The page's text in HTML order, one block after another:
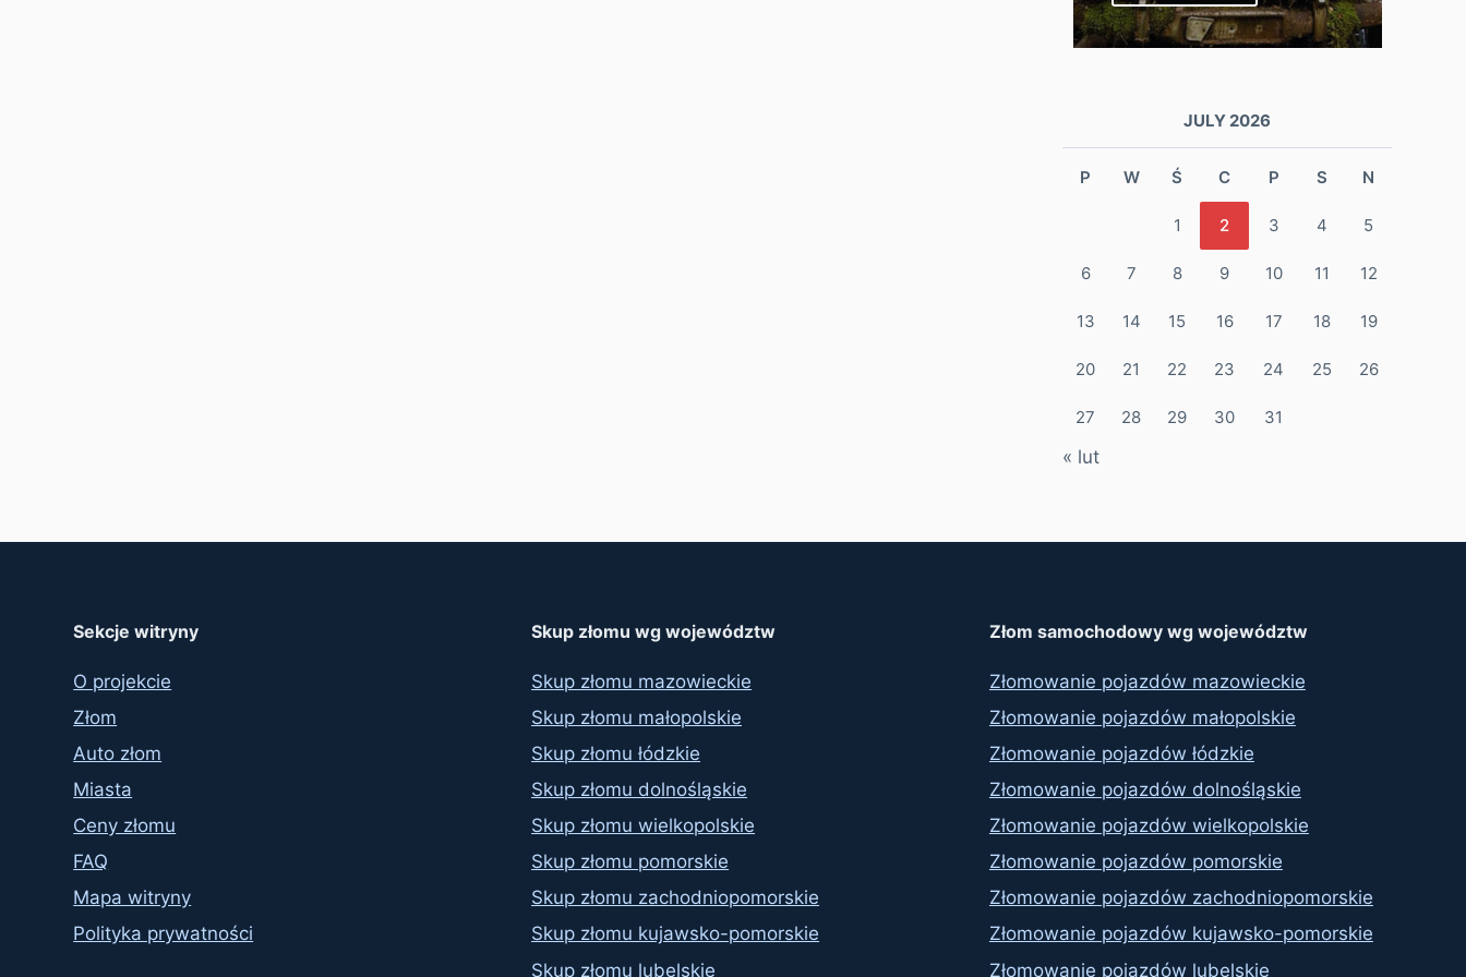
JULY 2026
P W Ś C P S N
1 2 3 4 5
6 7 8 9 10 11 12
13 14 15 16 17 18 19
20 21 22 23 24 25 26
27 28 29 30 31
« lut
Sekcje witryny
O projekcie
Złom
Auto złom
Miasta
Ceny złomu
FAQ
Mapa witryny
Polityka prywatności
Skup złomu wg województw
Skup złomu mazowieckie
Skup złomu małopolskie
Skup złomu łódzkie
Skup złomu dolnośląskie
Skup złomu wielkopolskie
Skup złomu pomorskie
Skup złomu zachodniopomorskie
Skup złomu kujawsko-pomorskie
Skup złomu lubelskie
Złom samochodowy wg województw
Złomowanie pojazdów mazowieckie
Złomowanie pojazdów małopolskie
Złomowanie pojazdów łódzkie
Złomowanie pojazdów dolnośląskie
Złomowanie pojazdów wielkopolskie
Złomowanie pojazdów pomorskie
Złomowanie pojazdów zachodniopomorskie
Złomowanie pojazdów kujawsko-pomorskie
Złomowanie pojazdów lubelskie